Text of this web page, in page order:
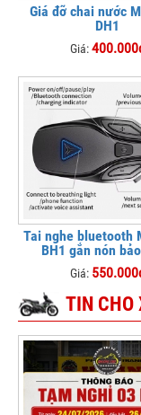
Giá đỡ chai nước
DH1
Giá:
Tai nghe bluetooth
BH1 gắn nón
Giá:
TIN CHO